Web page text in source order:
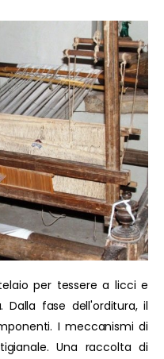
per tessere a licci e
Dalla fase dell'orditura, il
I meccanismi di
Una raccolta di